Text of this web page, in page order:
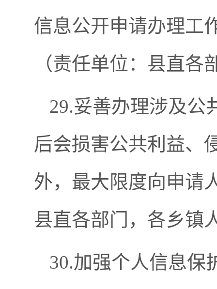
信息公开申请办理工
（责任单位：县直各
29.妥善办理涉及公
后会损害公共利益、
外，最大限度向申请
县直各部门，各乡镇
30.加强个人信息保